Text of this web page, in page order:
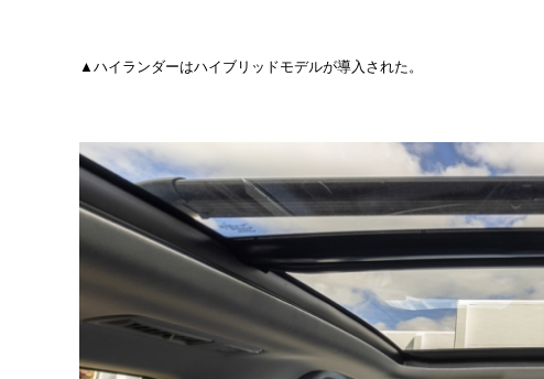
▲ハイランダーはハイブリッドモデルが導入された。